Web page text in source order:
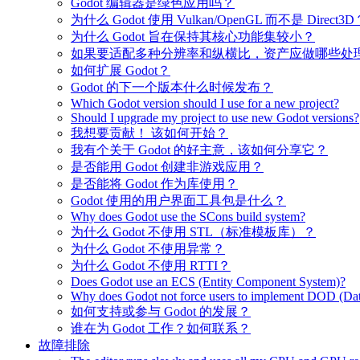
Godot 编辑器是绿色应用吗？
为什么 Godot 使用 Vulkan/OpenGL 而不是 Direct3D
为什么 Godot 旨在保持其核心功能集较小？
如果要适配多种分辨率和纵横比，资产应做哪些处
如何扩展 Godot？
Godot 的下一个版本什么时候发布？
Which Godot version should I use for a new project?
Should I upgrade my project to use new Godot versions?
我想要贡献！ 该如何开始？
我有个关于 Godot 的好主意，该如何分享它？
是否能用 Godot 创建非游戏应用？
是否能将 Godot 作为库使用？
Godot 使用的用户界面工具包是什么？
Why does Godot use the SCons build system?
为什么 Godot 不使用 STL（标准模板库）？
为什么 Godot 不使用异常？
为什么 Godot 不使用 RTTI？
Does Godot use an ECS (Entity Component System)?
Why does Godot not force users to implement DOD
如何支持或参与 Godot 的发展？
谁在为 Godot 工作？如何联系？
故障排除